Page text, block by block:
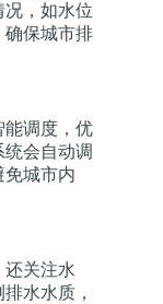
，如水位
确保城市排
能调度，优
会自动调
免城市内
还关注水
水水质，